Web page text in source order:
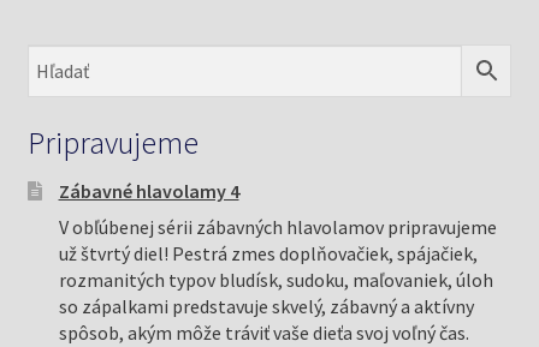
Pripravujeme
Zábavné hlavolamy 4
V obľúbenej sérii zábavných hlavolamov pripravujeme
už štvrtý diel! Pestrá zmes doplňovačiek, spájačiek,
rozmanitých typov bludísk, sudoku, maľovaniek, úloh
so zápalkami predstavuje skvelý, zábavný a aktívny
spôsob, akým môže tráviť vaše dieťa svoj voľný čas.